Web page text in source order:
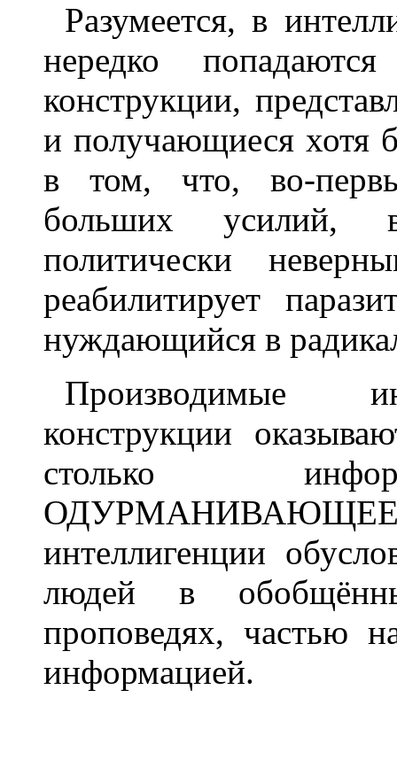
Разумеется, в
нередко
конструкции,
и получающиеся хотя
в том, что, во-
больших усилий,
политически
реабилитирует
нуждающийся в
Производимые
конструкции
столько
ОДУРМАНИВАЮЩЕЕ
интеллигенции
людей в
проповедях, частью
информацией.